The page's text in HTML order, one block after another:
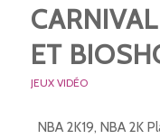
ET
JEUX VIDÉO
NBA 2K19, NBA 2K